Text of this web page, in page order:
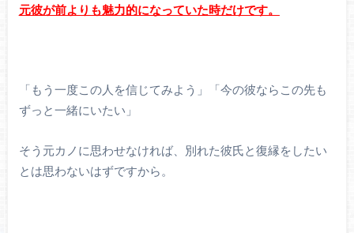
元彼が前よりも魅力的になっていた時だけです。
「もう一度この人を信じてみよう」「今の彼ならこの先も
ずっと一緒にいたい」
そう元カノに思わせなければ、別れた彼氏と復縁をしたい
とは思わないはずですから。